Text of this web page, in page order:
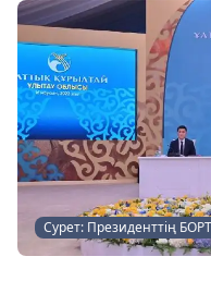
Сурет: Президенттің